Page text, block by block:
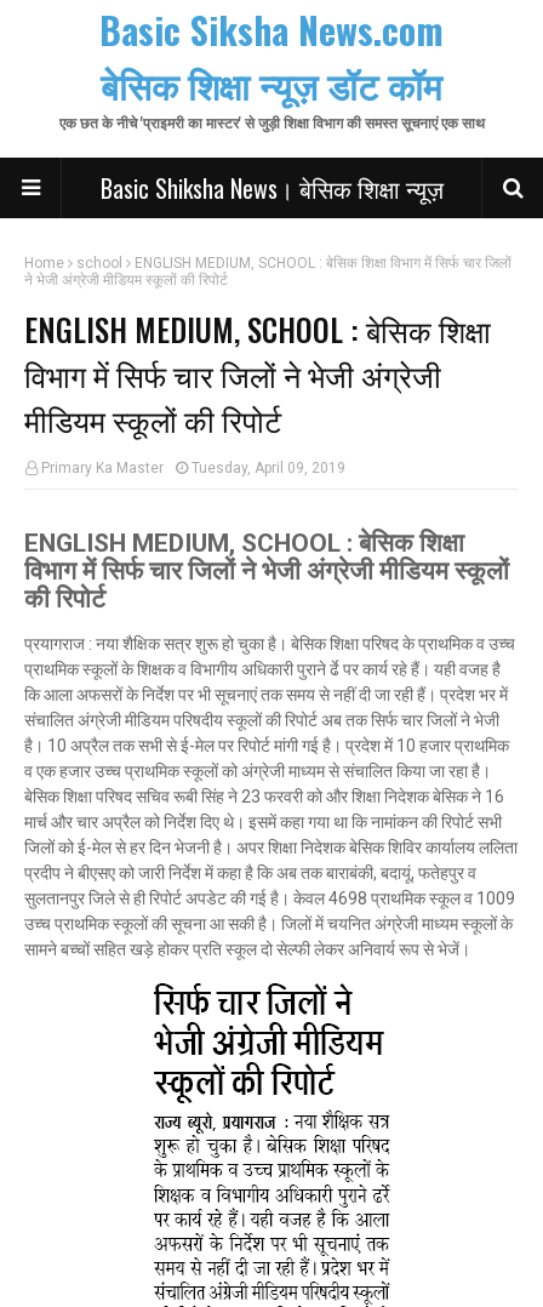
Basic Siksha News.com
बेसिक शिक्षा न्यूज़ डॉट कॉम
एक छत के नीचे 'प्राइमरी का मास्टर' से जुड़ी शिक्षा विभाग की समस्त सूचनाएं एक साथ
Basic Shiksha News। बेसिक शिक्षा न्यूज़
Home school
ENGLISH MEDIUM, SCHOOL : बेसिक शिक्षा विभाग में सिर्फ चार जिलों
ने भेजी अंग्रेजी मीडियम स्कूलों की रिपोर्ट
ENGLISH MEDIUM, SCHOOL : बेसिक शिक्षा
विभाग में सिर्फ चार जिलों ने भेजी अंग्रेजी
मीडियम स्कूलों की रिपोर्ट
Primary Ka Master Tuesday, April 09, 2019
ENGLISH MEDIUM, SCHOOL : बेसिक शिक्षा
विभाग में सिर्फ चार जिलों ने भेजी अंग्रेजी मीडियम स्कूलों
की रिपोर्ट
प्रयागराज : नया शैक्षिक सत्र शुरू हो चुका है। बेसिक शिक्षा परिषद के प्राथमिक व उच्च
प्राथमिक स्कूलों के शिक्षक व विभागीय अधिकारी पुराने र्ढे पर कार्य रहे हैं। यही वजह है
कि आला अफसरों के निर्देश पर भी सूचनाएं तक समय से नहीं दी जा रही हैं। प्रदेश भर में
संचालित अंग्रेजी मीडियम परिषदीय स्कूलों की रिपोर्ट अब तक सिर्फ चार जिलों ने भेजी
है। 10 अप्रैल तक सभी से ई-मेल पर रिपोर्ट मांगी गई है। प्रदेश में 10 हजार प्राथमिक
व एक हजार उच्च प्राथमिक स्कूलों को अंग्रेजी माध्यम से संचालित किया जा रहा है।
बेसिक शिक्षा परिषद सचिव रूबी सिंह ने 23 फरवरी को और शिक्षा निदेशक बेसिक ने 16
मार्च और चार अप्रैल को निर्देश दिए थे। इसमें कहा गया था कि नामांकन की रिपोर्ट सभी
जिलों को ई-मेल से हर दिन भेजनी है। अपर शिक्षा निदेशक बेसिक शिविर कार्यालय ललिता
प्रदीप ने बीएसए को जारी निर्देश में कहा है कि अब तक बाराबंकी, बदायूं, फतेहपुर व
सुलतानपुर जिले से ही रिपोर्ट अपडेट की गई है। केवल 4698 प्राथमिक स्कूल व 1009
उच्च प्राथमिक स्कूलों की सूचना आ सकी है। जिलों में चयनित अंग्रेजी माध्यम स्कूलों के
सामने बच्चों सहित खड़े होकर प्रति स्कूल दो सेल्फी लेकर अनिवार्य रूप से भेजें।